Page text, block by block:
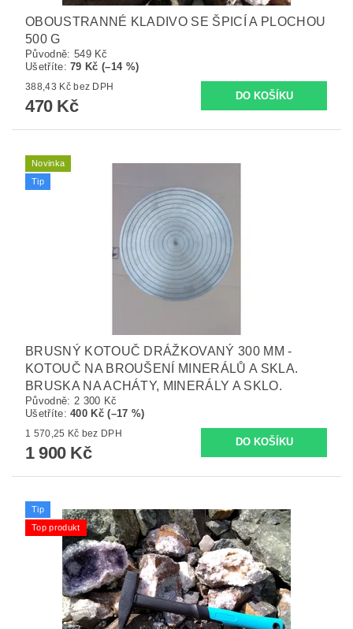
OBOUSTRANNÉ KLADIVO SE ŠPICÍ A PLOCHOU
500 G
Původně: 549 Kč
Ušetříte:79 Kč (–14 %)
388,43 Kč bez DPH
470 Kč
Novinka
Tip
BRUSNÝ KOTOUČ DRÁŽKOVANÝ 300 MM -
KOTOUČ NA BROUŠENÍ MINERÁLŮ A SKLA.
BRUSKA NA ACHÁTY, MINERÁLY A SKLO.
Původně: 2 300 Kč
Ušetříte:400 Kč (–17 %)
1 570,25 Kč bez DPH
1 900 Kč
Tip
Top produkt